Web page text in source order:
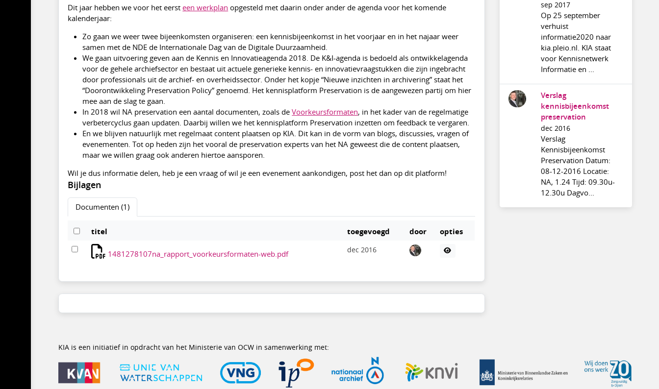
Dit jaar hebben we voor het eersteen werkplan opgesteld met daarin onder ander de agenda voor het komende
kalenderjaar:
Zo gaan we weer twee bijeenkomsten organiseren: een kennisbijeenkomst in het voorjaar en in het najaar weer
samen met de NDE de Internationale Dag van de Digitale Duurzaamheid.
We gaan uitvoering geven aan de Kennis en Innovatieagenda 2018. De K&I-agenda is bedoeld als ontwikkelagenda
voor de gehele archiefsector en bestaat uit actuele generieke kennis- en innovatievraagstukken die zijn ingebracht
door professionals uit de archief- en overheidssector. Onder het kopje “Nieuwe inzichten in archivering” staat het
“Doorontwikkeling Preservation Policy” genoemd. Het kennisplatform Preservation is de aangewezen partij om hier
mee aan de slag te gaan.
In 2018 wil NA preservation een aantal documenten, zoals deVoorkeursformaten, in het kader van de regelmatige
verbetercyclus gaan updaten. Daarbij willen we het kennisplatform Preservation inzetten om feedback te vergaren.
En we blijven natuurlijk met regelmaat content plaatsen op KIA. Dit kan in de vorm van blogs, discussies, vragen of
evenementen. Tot op heden zijn het vooral de preservation experts van het NA geweest die de content plaatsen,
maar we willen graag ook anderen hiertoe aansporen.
Wil je dus informatie delen, heb je een vraag of wil je een evenement aankondigen, post het dan op dit platform!
Bijlagen
Documenten (1)
titel toegevoegd door opties
1481278107na_rapport_voorkeursformaten-web.pdf dec 2016
sep 2017
Op 25 september
verhuist
informatie2020 naar
kia.pleio.nl. KIA staat
voor Kennisnetwerk
Informatie en ...
Verslag
kennisbijeenkomst
preservation
dec 2016
Verslag
Kennisbijeenkomst
Preservation Datum:
08-12-2016 Locatie:
NA, 1.24 Tijd: 09.30u-
12.30u Dagvo...
KIA is een initiatief in opdracht van het Ministerie van OCW in samenwerking met: